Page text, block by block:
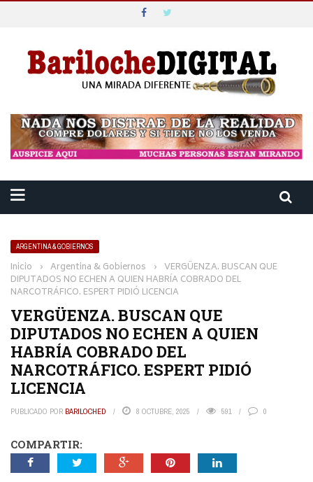
ARGENTINA & GOBIERNOS
Inicio › Argentina & Gobiernos › VERGÜENZA. BUSCAN QUE
DIPUTADOS NO ECHEN A QUIEN HABRÍA COBRADO DEL
NARCOTRÁFICO. ESPERT PIDIÓ LICENCIA
VERGÜENZA. BUSCAN QUE
DIPUTADOS NO ECHEN A QUIEN
HABRÍA COBRADO DEL
NARCOTRÁFICO. ESPERT PIDIÓ
LICENCIA
PUBLICADO POR BARILOCHED 8 OCTUBRE, 2025 591 0
COMPARTIR: